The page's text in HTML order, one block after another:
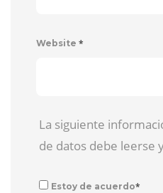
Website *
La siguiente
de datos debe leerse
Estoy de acuerdo*